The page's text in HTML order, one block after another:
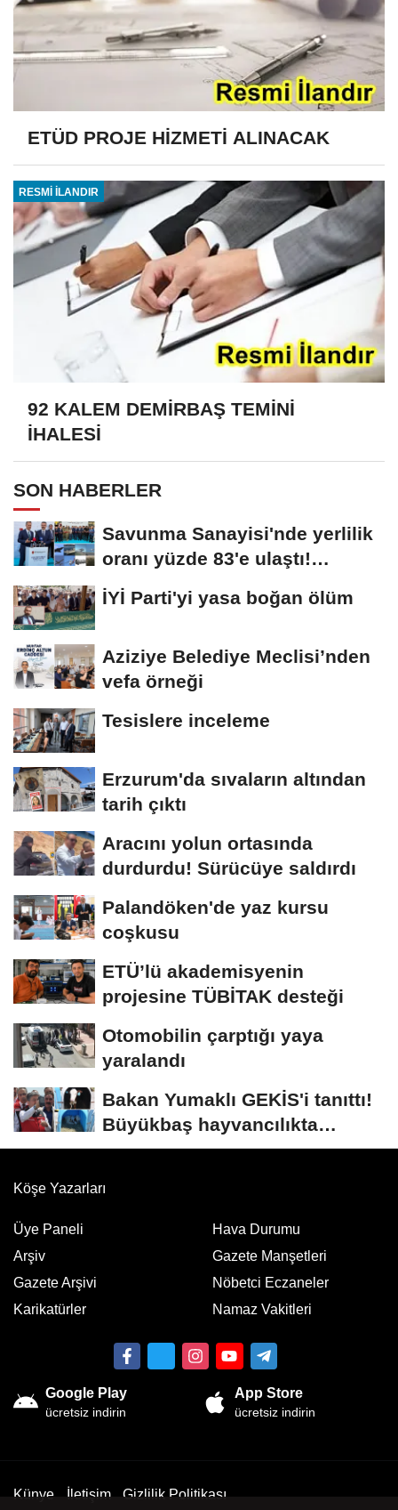
ETÜD PROJE HİZMETİ ALINACAK
RESMİ İLANDIR
92 KALEM DEMİRBAŞ TEMİNİ
İHALESİ
SON HABERLER
Savunma Sanayisi'nde yerlilik
oranı yüzde 83'e ulaştı!
Erzurum da...
İYİ Parti'yi yasa boğan ölüm
Aziziye Belediye Meclisi’nden
vefa örneği
Tesislere inceleme
Erzurum'da sıvaların altından
tarih çıktı
Aracını yolun ortasında
durdurdu! Sürücüye saldırdı
Palandöken'de yaz kursu
coşkusu
ETÜ’lü akademisyenin
projesine TÜBİTAK desteği
Otomobilin çarptığı yaya
yaralandı
Bakan Yumaklı GEKİS'i tanıttı!
Büyükbaş hayvancılıkta
"dijital...
Köşe Yazarları
Üye Paneli
Arşiv
Gazete Arşivi
Karikatürler
Hava Durumu
Gazete Manşetleri
Nöbetci Eczaneler
Namaz Vakitleri
Google Play
ücretsiz indirin
App Store
ücretsiz indirin
Künye İletişim Gizlilik Politikası